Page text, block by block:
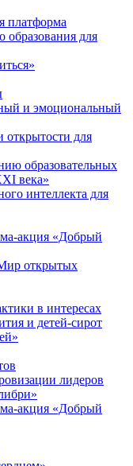
платформа
образования для
и эмоциональный
для
образовательных
века»
интеллекта для
акция «Добрый
открытых
в интересах
и детей-сирот
лидеров
акция «Добрый